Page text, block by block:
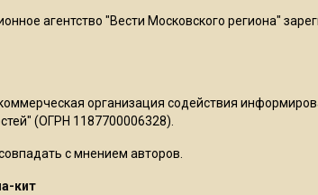
агентство "Вести Московского региона"
организация содействия
(ОГРН 1187700006328).
с мнением авторов.
кит